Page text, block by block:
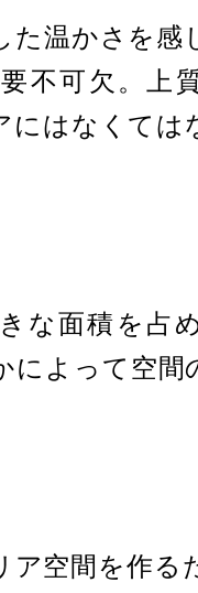
た温かさを感
不可欠。上
にはなくては
な面積を占
によって空間
ア空間を作る